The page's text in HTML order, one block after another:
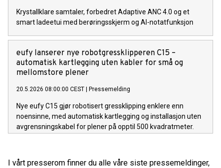
Krystallklare samtaler, forbedret Adaptive ANC 4.0 og et
smart ladeetui med berøringsskjerm og AI-notatfunksjon
eufy lanserer nye robotgressklipperen C15 –
automatisk kartlegging uten kabler for små og
mellomstore plener
20.5.2026 08:00:00 CEST Pressemelding
Nye eufy C15 gjør robotisert gressklipping enklere enn
noensinne, med automatisk kartlegging og installasjon uten
avgrensningskabel for plener på opptil 500 kvadratmeter.
I vårt presserom finner du alle våre siste pressemeldinger,